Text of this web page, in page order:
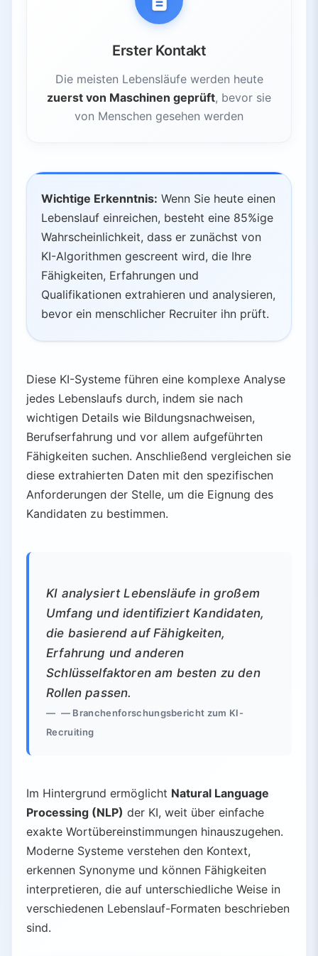
Erster Kontakt
Die meisten Lebensläufe werden heute
zuerst von Maschinen geprüft, bevor sie
von Menschen gesehen werden
Wichtige Erkenntnis: Wenn Sie heute einen
Lebenslauf einreichen, besteht eine 85%ige
Wahrscheinlichkeit, dass er zunächst von
KI-Algorithmen gescreent wird, die Ihre
Fähigkeiten, Erfahrungen und
Qualifikationen extrahieren und analysieren,
bevor ein menschlicher Recruiter ihn prüft.
Diese KI-Systeme führen eine komplexe Analyse
jedes Lebenslaufs durch, indem sie nach
wichtigen Details wie Bildungsnachweisen,
Berufserfahrung und vor allem aufgeführten
Fähigkeiten suchen. Anschließend vergleichen sie
diese extrahierten Daten mit den spezifischen
Anforderungen der Stelle, um die Eignung des
Kandidaten zu bestimmen.
KI analysiert Lebensläufe in großem
Umfang und identifiziert Kandidaten,
die basierend auf Fähigkeiten,
Erfahrung und anderen
Schlüsselfaktoren am besten zu den
Rollen passen.
— Branchenforschungsbericht zum KI-
Recruiting
Im Hintergrund ermöglicht Natural Language
Processing (NLP) der KI, weit über einfache
exakte Wortübereinstimmungen hinauszugehen.
Moderne Systeme verstehen den Kontext,
erkennen Synonyme und können Fähigkeiten
interpretieren, die auf unterschiedliche Weise in
verschiedenen Lebenslauf-Formaten beschrieben
sind.